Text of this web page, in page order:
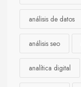
análisis de datos
análisis seo
analítica digital